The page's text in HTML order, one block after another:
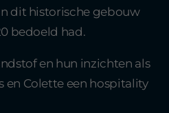
dit historische gebouw
bedoeld had.
en hun inzichten als
en Colette een hospitality